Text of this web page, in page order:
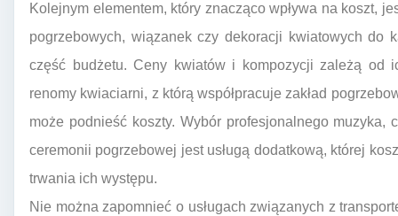
Kolejnym elementem, który znacząco wpływa na koszt,
pogrzebowych, wiązanek czy dekoracji kwiatowych do
część budżetu. Ceny kwiatów i kompozycji zależą od
renomy kwiaciarni, z którą współpracuje zakład
może podnieść koszty. Wybór profesjonalnego muzyka,
ceremonii pogrzebowej jest usługą dodatkową, której
trwania ich występu.
Nie można zapomnieć o usługach związanych z